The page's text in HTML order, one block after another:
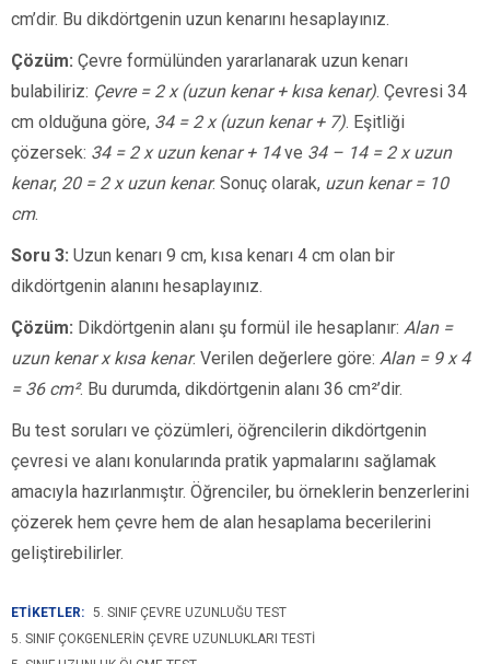
cm’dir. Bu dikdörtgenin uzun kenarını hesaplayınız.
Çözüm: Çevre formülünden yararlanarak uzun kenarı
bulabiliriz: Çevre = 2 x (uzun kenar + kısa kenar). Çevresi 34
cm olduğuna göre, 34 = 2 x (uzun kenar + 7). Eşitliği
çözersek: 34 = 2 x uzun kenar + 14ve 34 – 14 = 2 x uzun
kenar, 20 = 2 x uzun kenar. Sonuç olarak, uzun kenar = 10
cm.
Soru 3: Uzun kenarı 9 cm, kısa kenarı 4 cm olan bir
dikdörtgenin alanını hesaplayınız.
Çözüm: Dikdörtgenin alanı şu formül ile hesaplanır: Alan =
uzun kenar x kısa kenar. Verilen değerlere göre: Alan = 9 x 4
= 36 cm². Bu durumda, dikdörtgenin alanı 36 cm²’dir.
Bu test soruları ve çözümleri, öğrencilerin dikdörtgenin
çevresi ve alanı konularında pratik yapmalarını sağlamak
amacıyla hazırlanmıştır. Öğrenciler, bu örneklerin benzerlerini
çözerek hem çevre hem de alan hesaplama becerilerini
geliştirebilirler.
ETİKETLER: 5. SINIF ÇEVRE UZUNLUĞU TEST
5. SINIF ÇOKGENLERIN ÇEVRE UZUNLUKLARI TESTI